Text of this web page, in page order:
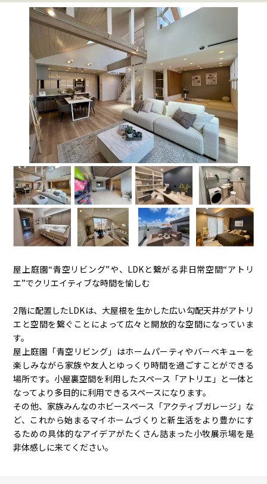
屋上庭園“青空リビング”や、LDKと繋がる非日常空間“アトリ
エ”でクリエイティブな時間を愉しむ
2階に配置したLDKは、大屋根を生かした広い勾配天井がアトリ
エと空間を繋ぐことによって広々と開放的な空間になっていま
す。
屋上庭園「青空リビング」はホームパーティやバーベキューを
楽しみながら家族や友人とゆっくり時間を過ごすことができる
場所です。小屋裏空間を利用したスペース「アトリエ」と一体と
なってより多目的に利用できるスペースになります。
その他、家族みんなのホビースペース「アクティブガレージ」な
ど、これから始まるマイホームづくりと新生活をより豊かにす
るための具体的なアイデアがたくさん詰まった小牧展示場を是
非体感しに来てください。